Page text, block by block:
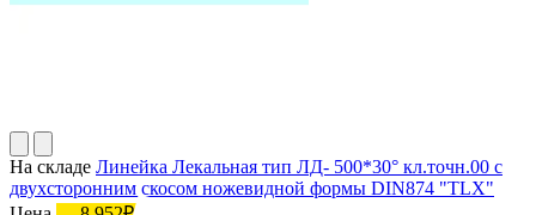
На складе Линейка Лекальная тип ЛД- 500*30° кл.точн.00 с
двухсторонним скосом ножевидной формы DIN874 "TLX"